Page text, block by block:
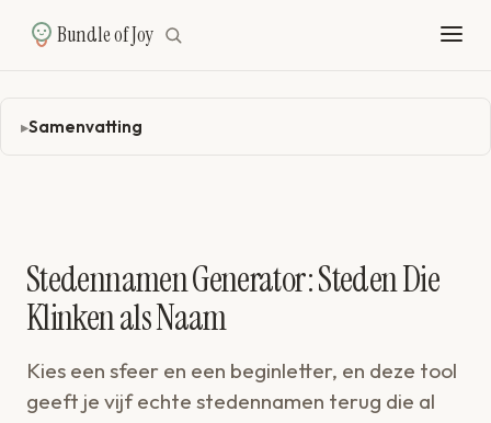
Samenvatting
Stedennamen Generator: Steden Die
Klinken als Naam
Kies een sfeer en een beginletter, en deze tool
geeft je vijf echte stedennamen terug die al
Bundle of Joy